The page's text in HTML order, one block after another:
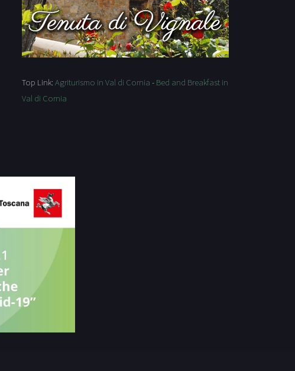
Top Link: Agriturismo in Val di Cornia - Bed and Breakfast in
Val di Cornia